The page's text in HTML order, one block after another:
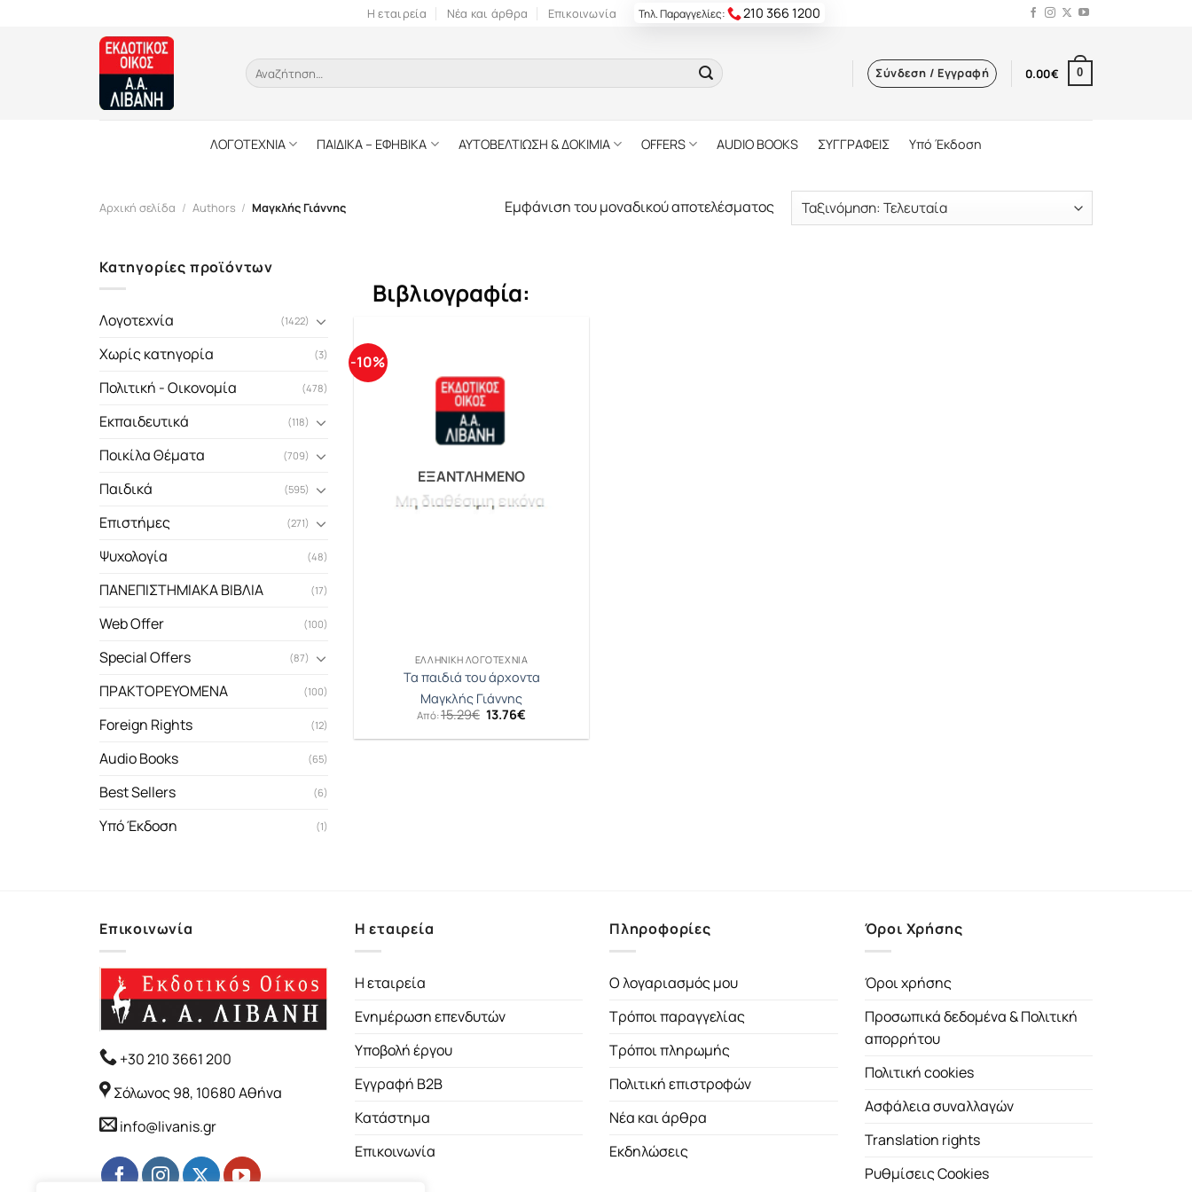
Η εταιρεία Νέα και άρθρα Επικοινωνία Τηλ. Παραγγελίες: 210 366 1200
Αναζήτηση
για:
Σύνδεση / Εγγραφή 0.00€ 0
ΛΟΓΟΤΕΧΝΙΑ ΠΑΙΔΙΚΑ – ΕΦΗΒΙΚΑ ΑΥΤΟΒΕΛΤΙΩΣΗ & ΔΟΚΙΜΙΑ OFFERS AUDIO BOOKS ΣΥΓΓΡΑΦΕΙΣ Υπό Έκδοση
Αρχική σελίδα / Authors / Μαγκλής Γιάννης Εμφάνιση του μοναδικού αποτελέσματος
Κατηγορίες προϊόντων
Λογοτεχνία (1422)
Χωρίς κατηγορία (3)
Πολιτική - Οικονομία (478)
Εκπαιδευτικά (118)
Ποικίλα Θέματα (709)
Παιδικά (595)
Επιστήμες (271)
Ψυχολογία (48)
ΠΑΝΕΠΙΣΤΗΜΙΑΚΑ ΒΙΒΛΙΑ (17)
Web Offer (100)
Special Offers (87)
ΠΡΑΚΤΟΡΕΥΟΜΕΝΑ (100)
Foreign Rights (12)
Audio Books (65)
Best Sellers (6)
Υπό Έκδοση (1)
Βιβλιογραφία:
-10%
ΕΞΑΝΤΛΗΜΈΝΟ
ΕΛΛΗΝΙΚΉ ΛΟΓΟΤΕΧΝΊΑ
Τα παιδιά του άρχοντα
Μαγκλής Γιάννης
Από:15.29€ Original
was:
13.76€
τιμή
Επικοινωνία
+30 210 3661 200
Σόλωνος 98, 10680 Αθήνα
info@livanis.gr
Η εταιρεία
Η εταιρεία
Ενημέρωση επενδυτών
Υποβολή έργου
Εγγραφή B2B
Κατάστημα
Επικοινωνία
Πληροφορίες
Ο λογαριασμός μου
Τρόποι παραγγελίας
Τρόποι πληρωμής
Πολιτική επιστροφών
Νέα και άρθρα
Εκδηλώσεις
Όροι Χρήσης
Όροι χρήσης
Προσωπικά δεδομένα & Πολιτική
απορρήτου
Πολιτική cookies
Ασφάλεια συναλλαγών
Translation rights
Ρυθμίσεις Cookies